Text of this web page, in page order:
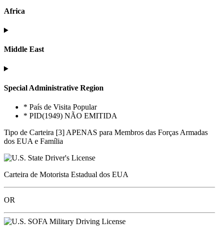
Africa
Middle East
Special Administrative Region
* País de Visita Popular
* PID(1949) NÃO EMITIDA
Tipo de Carteira [3] APENAS para Membros das Forças Armadas
dos EUA e Família
Carteira de Motorista Estadual dos EUA
OR